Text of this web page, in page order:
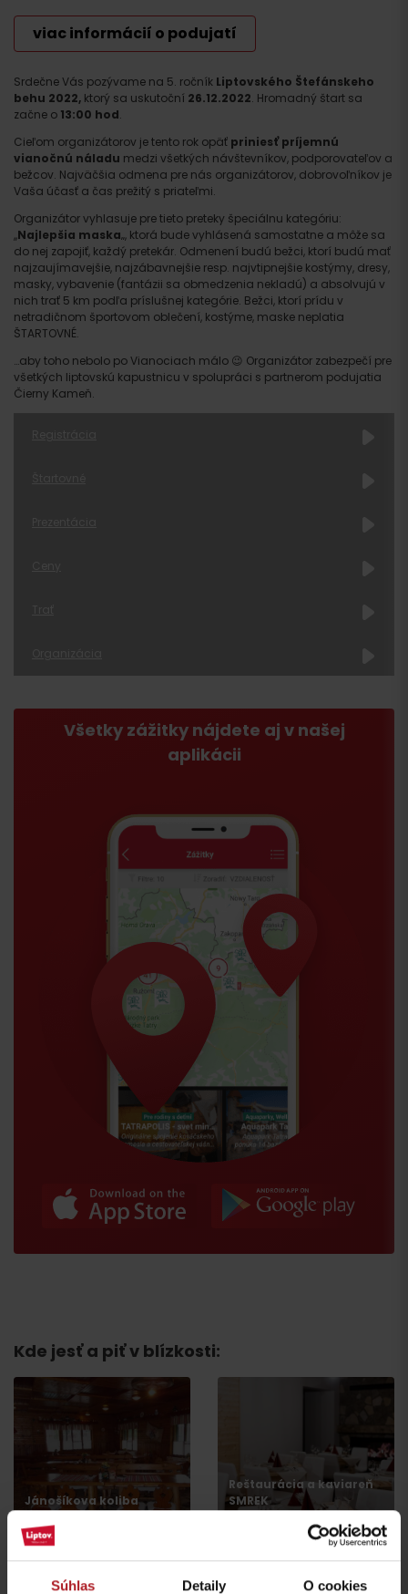
Súhlas Detaily O cookies
Srdečne Vás pozývame na 5. ročník Liptovského Štefánskeho
behu 2022, ktorý sa uskutoční 26.12.2022. Hromadný štart sa
začne o 13:00 hod.
Cieľom organizátorov je tento rok opäť priniesť príjemnú
vianočnú náladu medzi všetkých návštevníkov, podporovateľov a
bežcov. Najväčšia odmena pre nás organizátorov, dobrovoľníkov je
Vaša účasť a čas prežitý s priateľmi.
Organizátor vyhlasuje pre tieto preteky špeciálnu kategóriu:
,,Najlepšia maska„, ktorá bude vyhlásená samostatne a môže sa
do nej zapojiť, každý pretekár. Odmenení budú bežci, ktorí budú mať
najzaujímavejšie, najzábavnejšie resp. najvtipnejšie kostýmy, dresy,
masky, vybavenie (fantázii sa obmedzenia nekladú) a absolvujú v
nich trať 5 km podľa príslušnej kategórie. Bežci, ktorí prídu v
netradičnom športovom oblečení, kostýme, maske neplatia
ŠTARTOVNÉ.
…aby toho nebolo po Vianociach málo 😉 Organizátor zabezpečí pre
všetkých liptovskú kapustnicu v spolupráci s partnerom podujatia
Čierny Kameň.
Všetky zážitky nájdete aj v našej
aplikácii
viac informácií o podujatí
Kde jesť a piť v blízkosti:
Jánošíkova koliba
Liptovská Osada
Reštaurácia a kaviareň
SMREK
Liptovská Osada